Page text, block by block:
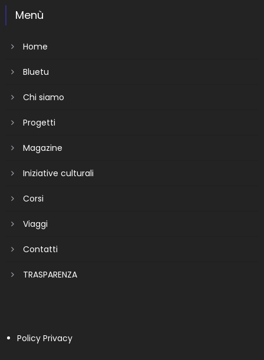
Menù
Home
Bluetu
Chi siamo
Progetti
Magazine
Iniziative culturali
Corsi
Viaggi
Contatti
TRASPARENZA
Policy Privacy